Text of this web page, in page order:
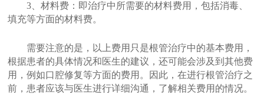
3、材料费：即治疗中所需要的材料费用，包括消毒、
填充等方面的材料费。
需要注意的是，以上费用只是根管治疗中的基本费用，
根据患者的具体情况和医生的建议，还可能会涉及到其他费
用，例如口腔修复等方面的费用。因此，在进行根管治疗之
前，患者应该与医生进行详细沟通，了解相关费用的情况。